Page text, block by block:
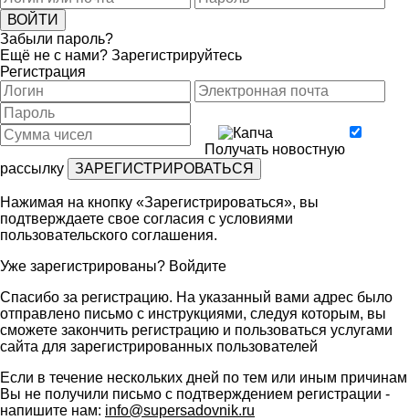
Забыли пароль?
Ещё не с нами? Зарегистрируйтесь
Регистрация
Получать новостную
рассылку
Нажимая на кнопку «Зарегистрироваться», вы
подтверждаете свое согласия с условиями
пользовательского соглашения.
Уже зарегистрированы? Войдите
Спасибо за регистрацию. На указанный вами адрес было
отправлено письмо с инструкциями, следуя которым, вы
сможете закончить регистрацию и пользоваться услугами
сайта для зарегистрированных пользователей
Если в течение нескольких дней по тем или иным причинам
Вы не получили письмо с подтверждением регистрации -
напишите нам: info@supersadovnik.ru